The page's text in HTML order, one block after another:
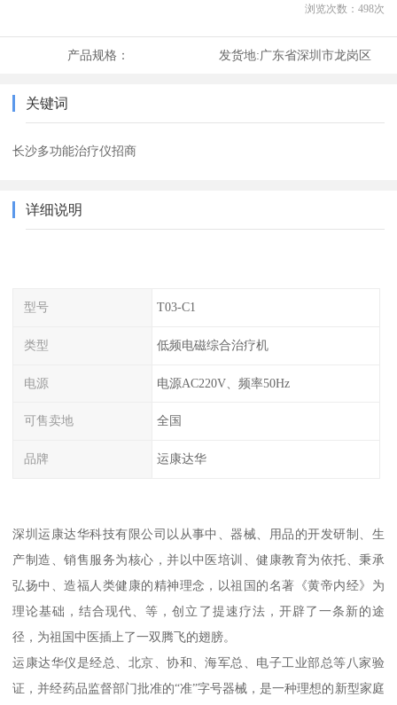
浏览次数： 498次
产品规格： 发货地:广东省深圳市龙岗区
关键词
长沙多功能治疗仪招商
详细说明
型号 T03-C1
类型 低频电磁综合治疗机
电源 电源AC220V、频率50Hz
可售卖地 全国
品牌 运康达华
深圳运康达华科技有限公司以从事中、器械、用品的开发研制、生
产制造、销售服务为核心，并以中医培训、健康教育为依托、秉承
弘扬中、造福人类健康的精神理念，以祖国的名著《黄帝内经》为
理论基础，结合现代、等，创立了提速疗法，开辟了一条新的途
径，为祖国中医插上了一双腾飞的翅膀。
运康达华仪是经总、北京、协和、海军总、电子工业部总等八家验
证，并经药品监督部门批准的“准”字号器械，是一种理想的新型家庭